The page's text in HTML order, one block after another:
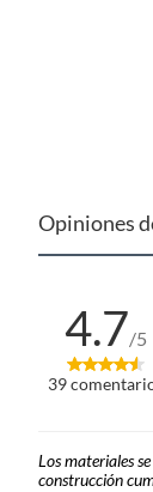
Opiniones
4.7/5
39
Los materiales
construcción